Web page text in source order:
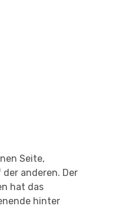
Seite,
anderen. Der
hat das
hinter